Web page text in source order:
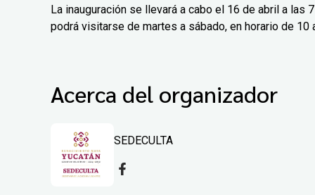
La inauguración se llevará a cabo el 16 de abril a las
podrá visitarse de martes a sábado, en horario de 10
Acerca del organizador
SEDECULTA